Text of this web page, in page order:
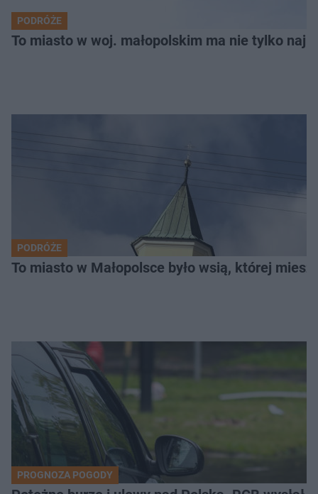
PODRÓŻE
To miasto w woj. małopolskim ma nie tylko
PODRÓŻE
To miasto w Małopolsce było wsią, której
PROGNOZA POGODY